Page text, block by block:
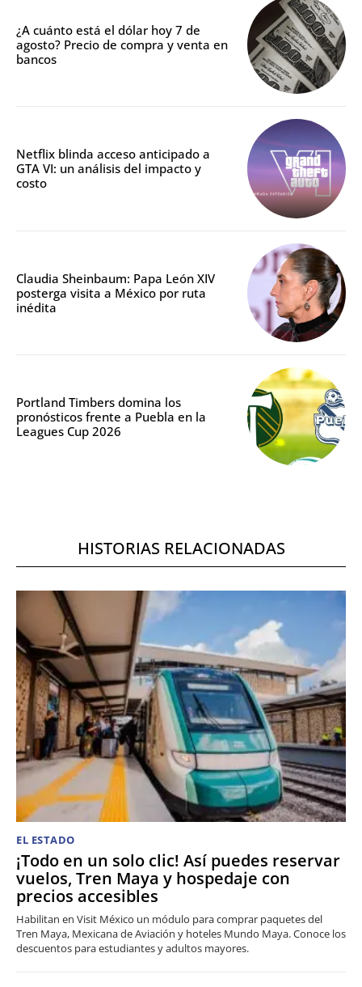
¿A cuánto está el dólar hoy 7 de
agosto? Precio de compra y venta en
bancos
Netflix blinda acceso anticipado a
GTA VI: un análisis del impacto y
costo
Claudia Sheinbaum: Papa León XIV
posterga visita a México por ruta
inédita
Portland Timbers domina los
pronósticos frente a Puebla en la
Leagues Cup 2026
HISTORIAS RELACIONADAS
EL ESTADO
¡Todo en un solo clic! Así puedes reservar
vuelos, Tren Maya y hospedaje con
precios accesibles
Habilitan en Visit México un módulo para comprar paquetes del
Tren Maya, Mexicana de Aviación y hoteles Mundo Maya. Conoce los
descuentos para estudiantes y adultos mayores.